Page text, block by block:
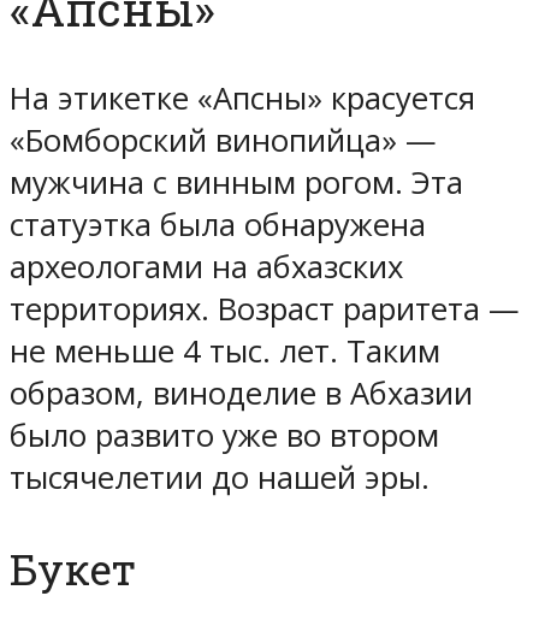
На этикетке «Апсны» красуется
«Бомборский винопийца» —
мужчина с винным рогом. Эта
статуэтка была обнаружена
археологами на абхазских
территориях. Возраст раритета —
не меньше 4 тыс. лет. Таким
образом, виноделие в Абхазии
было развито уже во втором
тысячелетии до нашей эры.
Букет